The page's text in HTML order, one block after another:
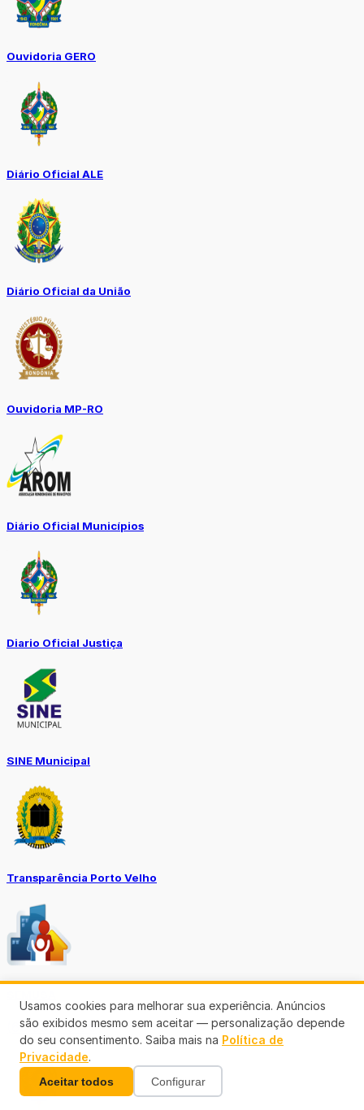
Ouvidoria GERO
Diário Oficial ALE
Diário Oficial da União
Ouvidoria MP-RO
Diário Oficial Municípios
Diario Oficial Justiça
SINE Municipal
Transparência Porto Velho
(69)3901-3176
Usamos cookies para melhorar sua experiência. Anúncios
são exibidos mesmo sem aceitar — personalização depende
do seu consentimento. Saiba mais na Política de
Privacidade.
Aceitar todos Configurar